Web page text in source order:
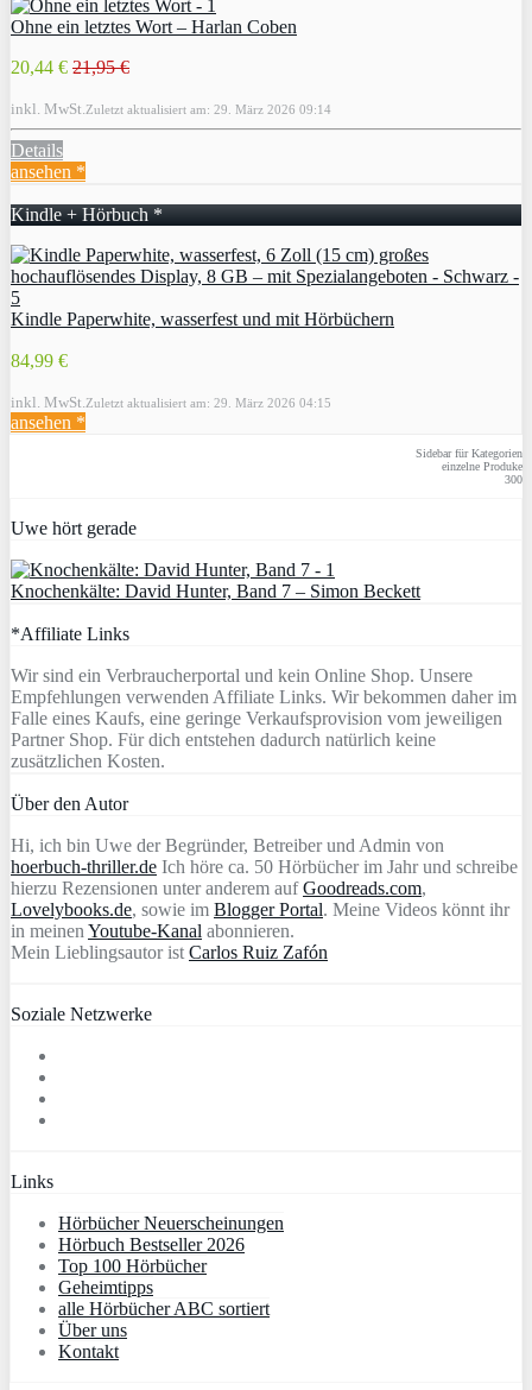
Ohne ein letztes Wort – Harlan Coben
20,44 € 21,95 €
inkl. MwSt. Zuletzt aktualisiert am: 29. März 2026 09:14
Details
ansehen *
Kindle + Hörbuch *
Kindle Paperwhite, wasserfest und mit Hörbüchern
84,99 €
inkl. MwSt. Zuletzt aktualisiert am: 29. März 2026 04:15
ansehen *
Sidebar für Kategorien
einzelne Produke
300
Uwe hört gerade
Knochenkälte: David Hunter, Band 7 – Simon Beckett
*Affiliate Links
Wir sind ein Verbraucherportal und kein Online Shop. Unsere
Empfehlungen verwenden Affiliate Links. Wir bekommen daher im
Falle eines Kaufs, eine geringe Verkaufsprovision vom jeweiligen
Partner Shop. Für dich entstehen dadurch natürlich keine
zusätzlichen Kosten.
Über den Autor
Hi, ich bin Uwe der Begründer, Betreiber und Admin von
hoerbuch-thriller.de Ich höre ca. 50 Hörbücher im Jahr und schreibe
hierzu Rezensionen unter anderem aufGoodreads.com,
Lovelybooks.de, sowie im Blogger Portal. Meine Videos könnt ihr
in meinen Youtube-Kanal abonnieren.
Mein Lieblingsautor ist Carlos Ruiz Zafón
Soziale Netzwerke
Links
Hörbücher Neuerscheinungen
Hörbuch Bestseller 2026
Top 100 Hörbücher
Geheimtipps
alle Hörbücher ABC sortiert
Über uns
Kontakt